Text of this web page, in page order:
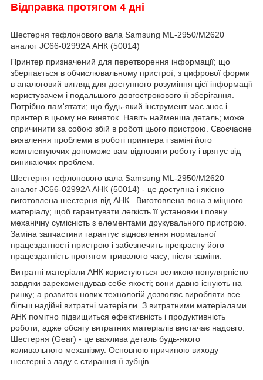
Відправка протягом 4 дні
Шестерня тефлонового вала Samsung ML-2950/M2620
аналог JC66-02992A АНК (50014)
Принтер призначений для перетворення інформації; що
зберігається в обчислювальному пристрої; з цифрової форми
в аналоговий вигляд для доступного розуміння цієї інформації
користувачем і подальшого довгострокового її зберігання.
Потрібно пам'ятати; що будь-який інструмент має знос і
принтер в цьому не виняток. Навіть найменша деталь; може
спричинити за собою збій в роботі цього пристрою. Своєчасне
виявлення проблеми в роботі принтера і заміні його
комплектуючих допоможе вам відновити роботу і врятує від
виникаючих проблем.
Шестерня тефлонового вала Samsung ML-2950/M2620
аналог JC66-02992A АНК (50014) - це доступна і якісно
виготовлена ​​шестерня від АНК . Виготовлена ​​вона з міцного
матеріалу; щоб гарантувати легкість її установки і повну
механічну сумісність з елементами друкувального пристрою.
Заміна запчастини гарантує відновлення нормальної
працездатності пристрою і забезпечить прекрасну його
працездатність протягом тривалого часу; після заміни.
Витратні матеріали АНК користуються великою популярністю
завдяки зарекомендував себе якості; вони давно існують на
ринку; а розвиток нових технологій дозволяє виробляти все
більш надійні витратні матеріали. З витратними матеріалами
АНК помітно підвищиться ефективність і продуктивність
роботи; адже обсягу витратних матеріалів вистачає надовго.
Шестерня (Gear) - це важлива деталь будь-якого
коливального механізму. Основною причиною виходу
шестерні з ладу є стирання її зубців.